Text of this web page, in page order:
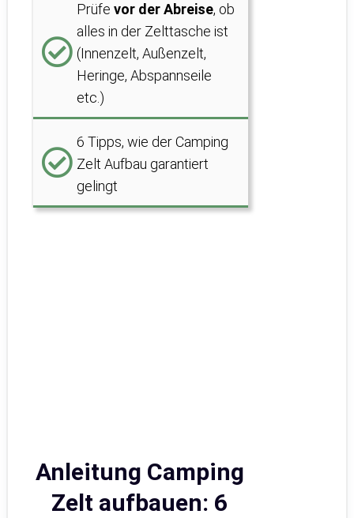
Prüfe vor der Abreise, ob
alles in der Zelttasche ist
(Innenzelt, Außenzelt,
Heringe, Abspannseile
etc.)
6 Tipps, wie der Camping
Zelt Aufbau garantiert
gelingt
Anleitung Camping
Zelt aufbauen: 6